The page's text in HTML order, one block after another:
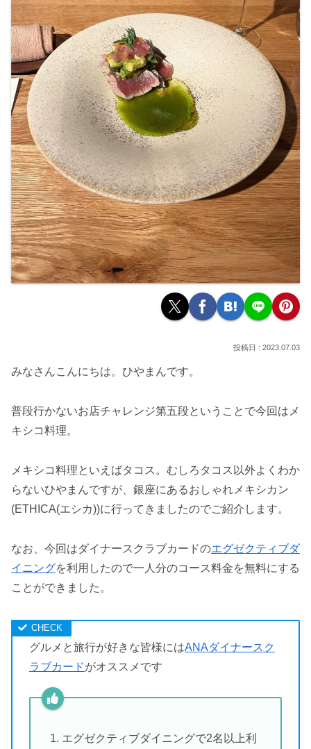
2023.07.03
みなさんこんにちは。ひやまんです。
普段行かないお店チャレンジ第五段ということで今回はメ
キシコ料理。
メキシコ料理といえばタコス。むしろタコス以外よくわか
らないひやまんですが、銀座にあるおしゃれメキシカン
(ETHICA(エシカ))に行ってきましたのでご紹介します。
なお、今回はダイナースクラブカードのエグゼクティブダ
イニングを利用したので一人分のコース料金を無料にする
ことができました。
グルメと旅行が好きな皆様にはANAダイナースク
ラブカードがオススメです
エグゼクティブダイニングで2名以上利